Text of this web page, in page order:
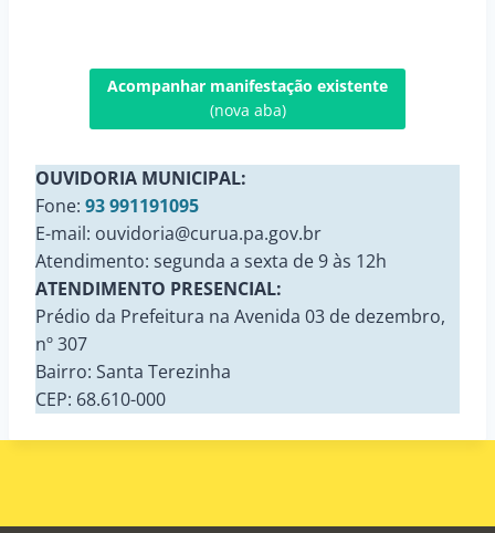
Acompanhar manifestação existente
(nova aba)
OUVIDORIA MUNICIPAL:
Fone: 93 991191095
E-mail: ouvidoria@curua.pa.gov.br
Atendimento: segunda a sexta de 9 às 12h
ATENDIMENTO PRESENCIAL:
Prédio da Prefeitura na Avenida 03 de dezembro,
nº 307
Bairro: Santa Terezinha
CEP: 68.610-000